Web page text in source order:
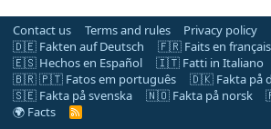
Contact us Terms and rules Privacy policy
🇩🇪 Fakten auf Deutsch
🇫🇷 Faits en français
🇪🇸 Hechos en Español
🇮🇹 Fatti in Italiano
🇧🇷 🇵🇹 Fatos em português
🇩🇰 Fakta på
🇸🇪 Fakta på svenska
🇳🇴 Fakta på norsk
🌍 Facts
R